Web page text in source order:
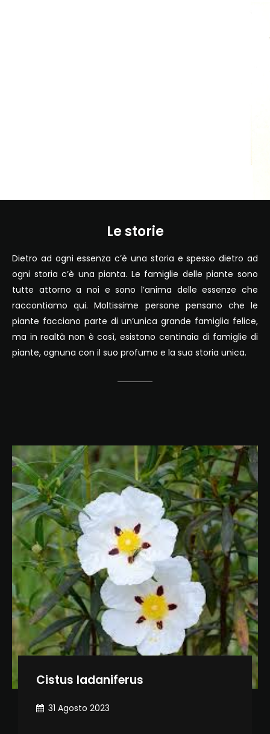
Le storie
Dietro ad ogni essenza c’è una storia e spesso dietro ad
ogni storia c’è una pianta. Le famiglie delle piante sono
tutte attorno a noi e sono l’anima delle essenze che
raccontiamo qui. Moltissime persone pensano che le
piante facciano parte di un’unica grande famiglia felice,
ma in realtà non è così, esistono centinaia di famiglie di
piante, ognuna con il suo profumo e la sua storia unica.
Cistus ladaniferus
31 Agosto 2023